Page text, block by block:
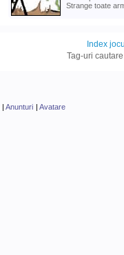
Strange toate
Index
Tag-uri
| Anunturi | Avatare